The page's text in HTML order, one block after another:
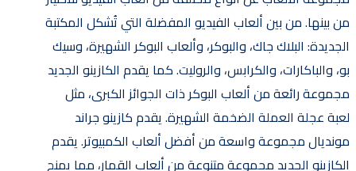
من بينها. من بين ألعاب الفيديو المفضلة التي تُشكل المكتبة
الجديدة: البلاك جاك، والبوكر، وألعاب البوكر الشهيرة، وسيك
بو، والباكارات، والكرابس، والروليت. كما يقدم الكازينو الجديد
مجموعة رائعة من ألعاب البوكر ذات الجوائز الكبرى، مثل
لعبة عجلة العملة الضخمة الشهيرة. يقدم كازينو جراند
مونديال مجموعة واسعة من أفضل ألعاب الكمبيوتر. يقدم
الكازينو الجديد مجموعة متنوعة من ألعاب القمار، مما يمنح